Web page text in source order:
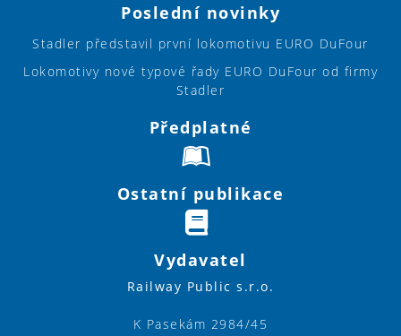
Poslední novinky
Stadler představil první lokomotivu EURO DuFour
Lokomotivy nové typové řady EURO DuFour od firmy
Stadler
Předplatné
Ostatní publikace
Vydavatel
Railway Public s.r.o.
K Pasekám 2984/45